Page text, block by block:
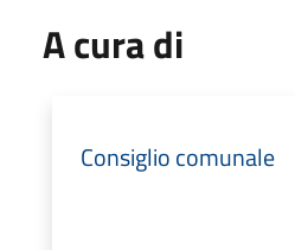
A cura di
Consiglio comunale